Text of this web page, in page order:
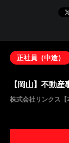
正社員（中途）
【岡山】不動産
株式会社リンクス【